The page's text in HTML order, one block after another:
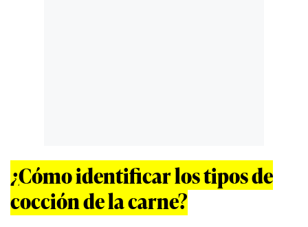
¿Cómo identificar los tipos de
cocción de la carne?